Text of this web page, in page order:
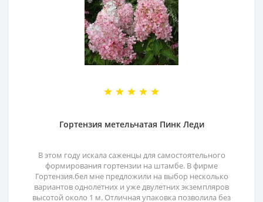
Гортензия метельчатая Пинк Леди
В этом году искала саженцы для самостоятельного
формирования гортензии на штамбе. В фирме
Гортензия.бел мне предложили на выбор несколько
вариантов однолетних и уже двулетних экземпляров
высотой около 1 м. Отличная упаковка позволила без